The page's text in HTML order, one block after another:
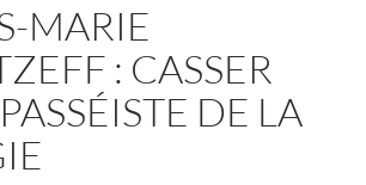
MARIE
: CASSER
DE LA